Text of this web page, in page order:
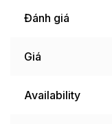
Đánh giá
Giá
Availability